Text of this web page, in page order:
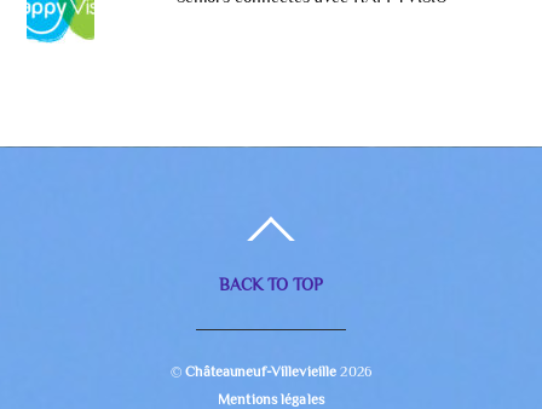
BACK TO TOP
©Châteauneuf-Villevieille 2026
Mentions légales